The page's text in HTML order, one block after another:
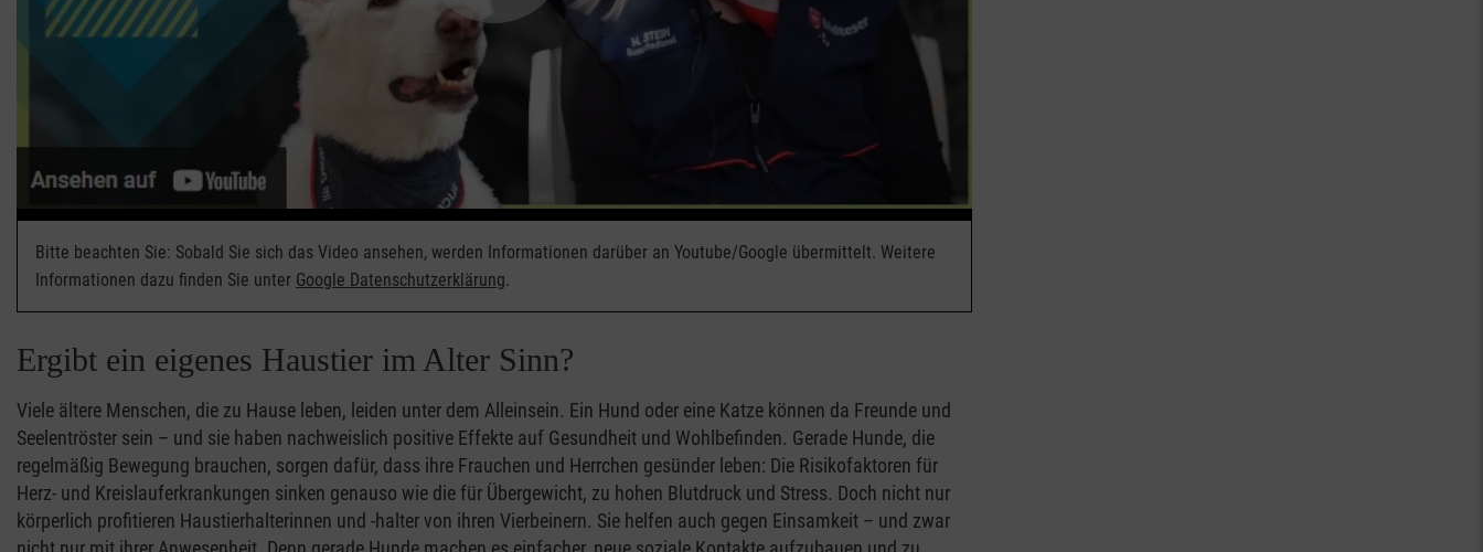
Bitte beachten Sie: Sobald Sie sich das Video ansehen, werden Informationen darüber an Youtube/Google übermittelt. Weitere
Informationen dazu finden Sie unter Google Datenschutzerklärung.
Ergibt ein eigenes Haustier im Alter Sinn?
Viele ältere Menschen, die zu Hause leben, leiden unter dem Alleinsein. Ein Hund oder eine Katze können da Freunde und
Seelentröster sein – und sie haben nachweislich positive Effekte auf Gesundheit und Wohlbefinden. Gerade Hunde, die
regelmäßig Bewegung brauchen, sorgen dafür, dass ihre Frauchen und Herrchen gesünder leben: Die Risikofaktoren für
Herz- und Kreislauferkrankungen sinken genauso wie die für Übergewicht, zu hohen Blutdruck und Stress. Doch nicht nur
körperlich profitieren Haustierhalterinnen und -halter von ihren Vierbeinern. Sie helfen auch gegen Einsamkeit – und zwar